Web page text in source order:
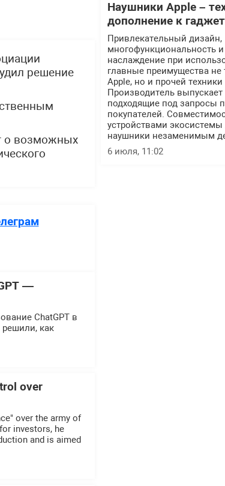
решение
о возможных
—
ChatGPT в
решили, как
over
over the army of
investors, he
and is aimed
Наушники Apple –
дополнение к
Привлекательный дизайн,
многофункциональность и
наслаждение при
главные преимущества не
Apple, но и прочей
Производитель
подходящие под запросы
покупателей.
устройствами экосистемы
наушники незаменимым
6 июля, 11:02